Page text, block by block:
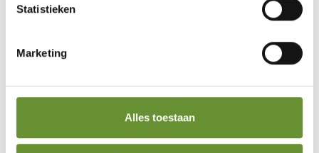
Statistieken
Marketing
Alles toestaan